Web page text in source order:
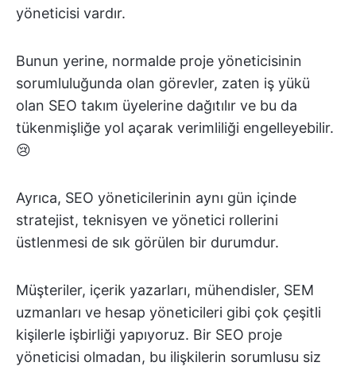
yöneticisi vardır.
Bunun yerine, normalde proje yöneticisinin
sorumluluğunda olan görevler, zaten iş yükü
olan SEO takım üyelerine dağıtılır ve bu da
tükenmişliğe yol açarak verimliliği engelleyebilir.
😢
Ayrıca, SEO yöneticilerinin aynı gün içinde
stratejist, teknisyen ve yönetici rollerini
üstlenmesi de sık görülen bir durumdur.
Müşteriler, içerik yazarları, mühendisler, SEM
uzmanları ve hesap yöneticileri gibi çok çeşitli
kişilerle işbirliği yapıyoruz. Bir SEO proje
yöneticisi olmadan, bu ilişkilerin sorumlusu siz